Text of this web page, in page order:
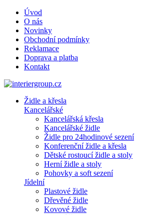
Úvod
O nás
Novinky
Obchodní podmínky
Reklamace
Doprava a platba
Kontakt
Židle a křesla
Kancelářské
Kancelářská křesla
Kancelářské židle
Židle pro 24hodinové sezení
Konferenční židle a křesla
Dětské rostoucí židle a stoly
Herní židle a stoly
Pohovky a soft sezení
Jídelní
Plastové židle
Dřevěné židle
Kovové židle